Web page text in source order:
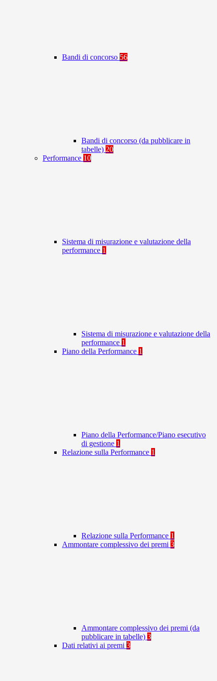
Bandi di concorso 56
Bandi di concorso (da pubblicare in
tabelle) 20
Performance 10
Sistema di misurazione e valutazione della
performance 1
Sistema di misurazione e valutazione della
performance 1
Piano della Performance 1
Piano della Performance/Piano esecutivo
di gestione 1
Relazione sulla Performance 1
Relazione sulla Performance 1
Ammontare complessivo dei premi 3
Ammontare complessivo dei premi (da
pubblicare in tabelle) 3
Dati relativi ai premi 3